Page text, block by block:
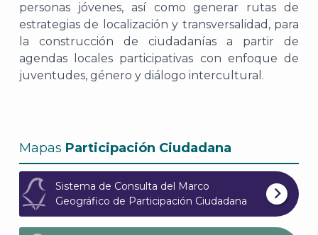
personas jóvenes, así como generar rutas de
estrategias de localización y transversalidad, para
la construcción de ciudadanías a partir de
agendas locales participativas con enfoque de
juventudes, género y diálogo intercultural.
Mapas Participación Ciudadana
Sistema de Consulta del Marco
Geográfico de Participación Ciudadana